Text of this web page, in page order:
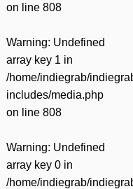
on line 808
Warning: Undefined
array key 1 in
/home/indiegrab/
includes/media.php
on line 808
Warning: Undefined
array key 0 in
/home/indiegrab/